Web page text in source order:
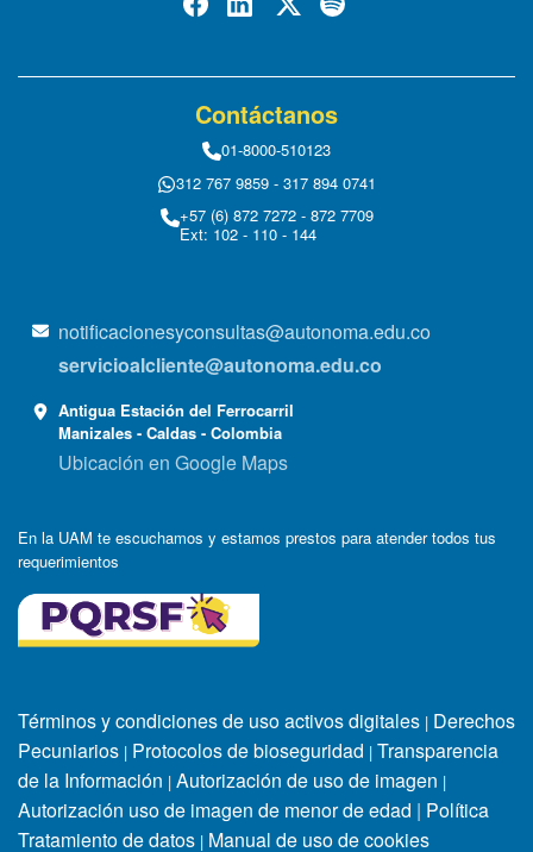
Contáctanos
01-8000-510123
312 767 9859 - 317 894 0741
+57 (6) 872 7272 - 872 7709
Ext: 102 - 110 - 144
notificacionesyconsultas@autonoma.edu.co
servicioalcliente@autonoma.edu.co
Antigua Estación del Ferrocarril
Manizales - Caldas - Colombia
Ubicación en Google Maps
En la UAM te escuchamos y estamos prestos para atender todos tus
requerimientos
Términos y condiciones de uso activos digitales | Derechos
Pecuniarios | Protocolos de bioseguridad | Transparencia
de la Información | Autorización de uso de imagen |
Autorización uso de imagen de menor de edad | Política
Tratamiento de datos | Manual de uso de cookies